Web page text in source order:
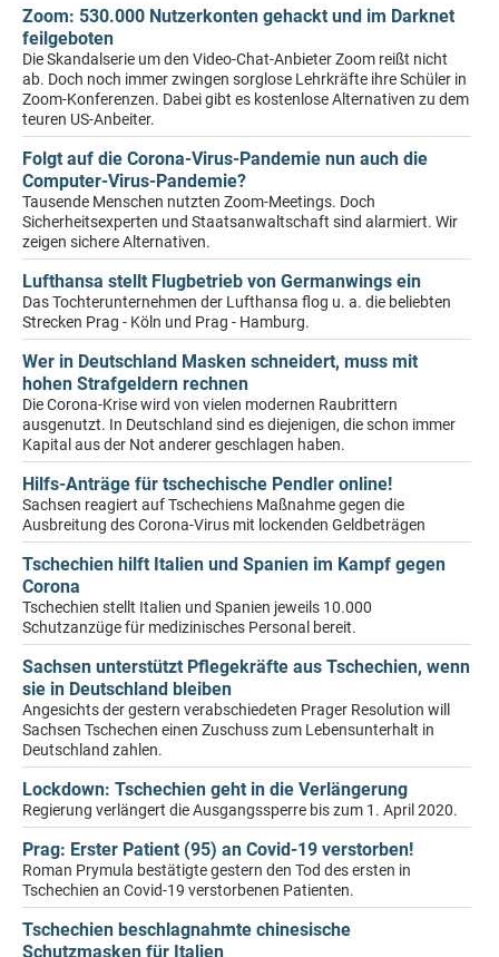
Zoom: 530.000 Nutzerkonten gehackt und im Darknet
feilgeboten
Die Skandalserie um den Video-Chat-Anbieter Zoom reißt nicht
ab. Doch noch immer zwingen sorglose Lehrkräfte ihre Schüler in
Zoom-Konferenzen. Dabei gibt es kostenlose Alternativen zu dem
teuren US-Anbeiter.
Folgt auf die Corona-Virus-Pandemie nun auch die
Computer-Virus-Pandemie?
Tausende Menschen nutzten Zoom-Meetings. Doch
Sicherheitsexperten und Staatsanwaltschaft sind alarmiert. Wir
zeigen sichere Alternativen.
Lufthansa stellt Flugbetrieb von Germanwings ein
Das Tochterunternehmen der Lufthansa flog u. a. die beliebten
Strecken Prag - Köln und Prag - Hamburg.
Wer in Deutschland Masken schneidert, muss mit
hohen Strafgeldern rechnen
Die Corona-Krise wird von vielen modernen Raubrittern
ausgenutzt. In Deutschland sind es diejenigen, die schon immer
Kapital aus der Not anderer geschlagen haben.
Hilfs-Anträge für tschechische Pendler online!
Sachsen reagiert auf Tschechiens Maßnahme gegen die
Ausbreitung des Corona-Virus mit lockenden Geldbeträgen
Tschechien hilft Italien und Spanien im Kampf gegen
Corona
Tschechien stellt Italien und Spanien jeweils 10.000
Schutzanzüge für medizinisches Personal bereit.
Sachsen unterstützt Pflegekräfte aus Tschechien, wenn
sie in Deutschland bleiben
Angesichts der gestern verabschiedeten Prager Resolution will
Sachsen Tschechen einen Zuschuss zum Lebensunterhalt in
Deutschland zahlen.
Lockdown: Tschechien geht in die Verlängerung
Regierung verlängert die Ausgangssperre bis zum 1. April 2020.
Prag: Erster Patient (95) an Covid-19 verstorben!
Roman Prymula bestätigte gestern den Tod des ersten in
Tschechien an Covid-19 verstorbenen Patienten.
Tschechien beschlagnahmte chinesische
Schutzmasken für Italien